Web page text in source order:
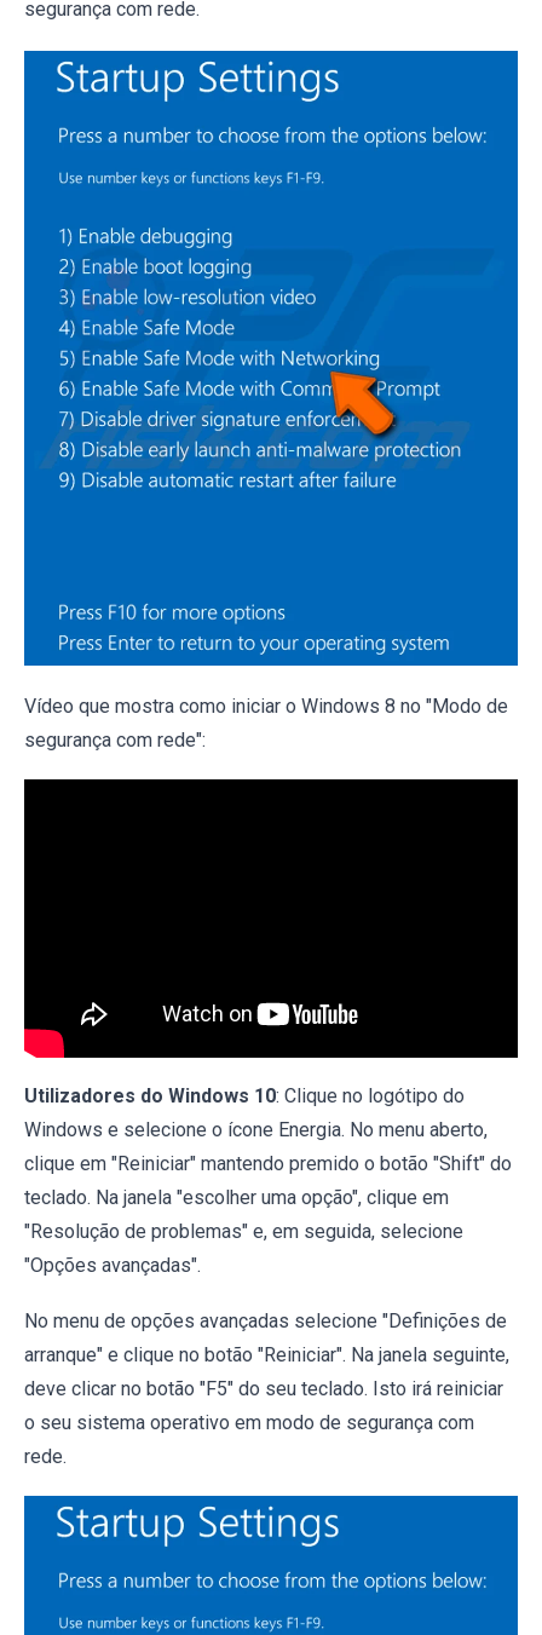
segurança com rede.
Vídeo que mostra como iniciar o Windows 8 no "Modo de
segurança com rede":
Utilizadores do Windows 10: Clique no logótipo do
Windows e selecione o ícone Energia. No menu aberto,
clique em "Reiniciar" mantendo premido o botão "Shift" do
teclado. Na janela "escolher uma opção", clique em
"Resolução de problemas" e, em seguida, selecione
"Opções avançadas".
No menu de opções avançadas selecione "Definições de
arranque" e clique no botão "Reiniciar". Na janela seguinte,
deve clicar no botão "F5" do seu teclado. Isto irá reiniciar
o seu sistema operativo em modo de segurança com
rede.